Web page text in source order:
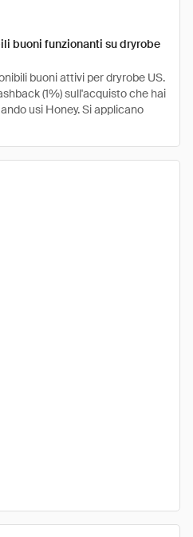
buoni funzionanti su dryrobe
buoni attivi per dryrobe US.
(1%) sull'acquisto che hai
usi Honey. Si applicano